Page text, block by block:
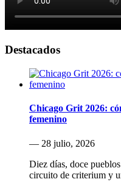
Destacados
Chicago Grit 2026:
femenino
— 28 julio, 2026
Diez días, doce
circuito de criterium y